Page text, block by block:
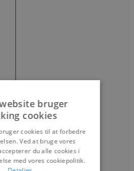
bruger
cookies
cookies til at forbedre
Ved at bruge vores
du alle cookies i
med vores cookiepolitik.